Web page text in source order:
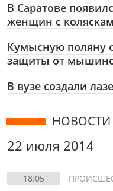
В Саратове
женщин с
Кумысную поляну
защиты от
В вузе создали
НОВОСТИ
22 июля 2014
18:05